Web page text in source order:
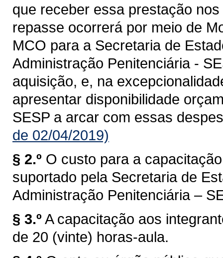
que receber essa prestação
repasse ocorrerá por meio de
MCO para a Secretaria de
Administração Penitenciária -
aquisição, e, na
apresentar disponibilidade
SESP a arcar com essas
de 02/04/2019)
§ 2.º O custo para a
suportado pela Secretaria de
Administração Penitenciária –
§ 3.º A capacitação aos
de 20 (vinte) horas-aula.